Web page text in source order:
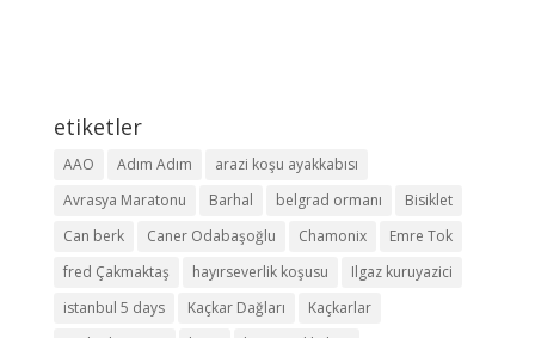
etiketler
AAO Adım Adım
arazi koşu ayakkabısı
Avrasya Maratonu
Barhal belgrad ormanı
Bisiklet
Can berk
Caner Odabaşoğlu Chamonix
Emre Tok
fred Çakmaktaş
hayırseverlik koşusu
Ilgaz kuruyazici
istanbul 5 days
Kaçkar Dağları
Kaçkarlar